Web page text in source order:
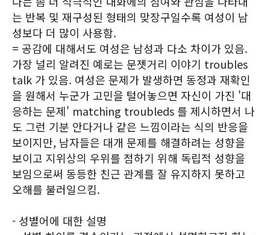
는 반복 및 재구성된 형태의 맞장구일수록 여성이 남
성보다 더 많이 사용함.
= 공감에 대해서도 여성은 남성과 다소 차이가 있음.
가장 널리 알려진 예로는 문젯거리 이야기 troubles
talk 가 있음. 여성은 문제가 발생하면 동정과 재확인
을 원해서 누군가 고민을 털어놓으면 자신이 가진 '대
응하는 문제' matching troubleds 를 제시하면서 나
도 그런 기분 안다거나 같은 느낌이라는 식의 반응을
보이지만, 남자들은 대개 문제를 해결하려는 성향을
보이고 지위상의 우위를 점하기 위해 독립적 성향을
보임으로써 동등한 친근 관계를 잘 유지하지 못하고
오해를 불러일으킴.
- 성별어에 대한 설명